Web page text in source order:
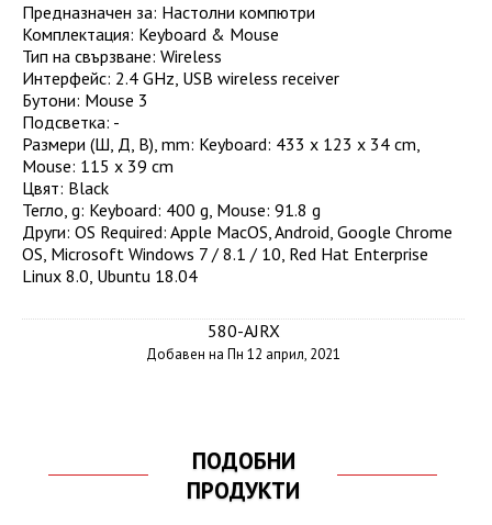
Предназначен за: Настолни компютри
Комплектация: Keyboard & Mouse
Тип на свързване: Wireless
Интерфейс: 2.4 GHz, USB wireless receiver
Бутони: Mouse 3
Подсветка: -
Размери (Ш, Д, В), mm: Keyboard: 433 x 123 x 34 cm,
Mouse: 115 x 39 cm
Цвят: Black
Тегло, g: Keyboard: 400 g, Mouse: 91.8 g
Други: OS Required: Apple MacOS, Android, Google Chrome
OS, Microsoft Windows 7 / 8.1 / 10, Red Hat Enterprise
Linux 8.0, Ubuntu 18.04
580-AJRX
Добавен на Пн 12 април, 2021
ПОДОБНИ
ПРОДУКТИ